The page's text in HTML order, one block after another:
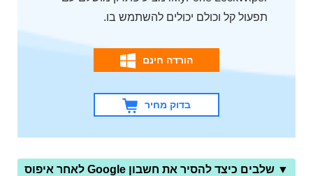
תפעול קל וכולם יכולים להשתמש בו.
הורדה חינם
בדוק מחיר
▼ שלבים כיצד להסיר את חשבון Google לאחר איפוס